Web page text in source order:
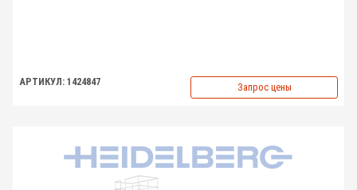
АРТИКУЛ: 1424847 Запрос цены